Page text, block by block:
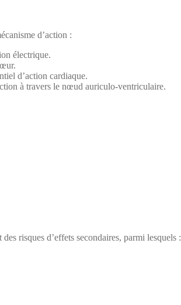
d’action :
élec­trique.
d’action car­diaque.
à tra­vers le nœud auricu­lo-ven­tric­u­laire.
risques d’effets sec­ondaires, par­mi lesquels :